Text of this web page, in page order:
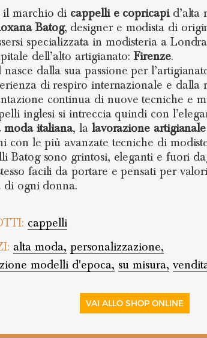
marchio di cappelli e copricapid’alta
Batog, designer e modista di
specializzata in modisteria a
dell’alto artigianato:Firenze.
dalla sua passione per
di respiro internazionale e dalla
continua di nuove tecniche e
inglesi si intreccia quindi con
moda italiana, la lavorazione artigianale
con le più avanzate tecniche di
Batog sono grintosi, eleganti e fuori
facili da portare e pensati per
di ogni donna.
cappelli
alta moda, personalizzazione,
modelli d'epoca, su misura,
VAI ALLO SHOP ONLINE